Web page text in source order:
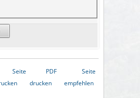
Seite
PDF
drucken
Seite
empfehlen